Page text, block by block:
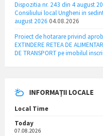
Dispozitia nr. 243 din 4 august
Consiliului local Ungheni in
august 2026 04.08.2026
Proiect de hotarare privind
EXTINDERE RETEA DE
DE TRANSPORT pe imobilul
INFORMAȚII LOCALE
Local Time
Today
07.08.2026